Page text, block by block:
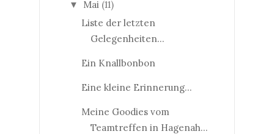
▼ Mai (11)
Liste der letzten
Gelegenheiten...
Ein Knallbonbon
Eine kleine Erinnerung...
Meine Goodies vom
Teamtreffen in Hagenah...